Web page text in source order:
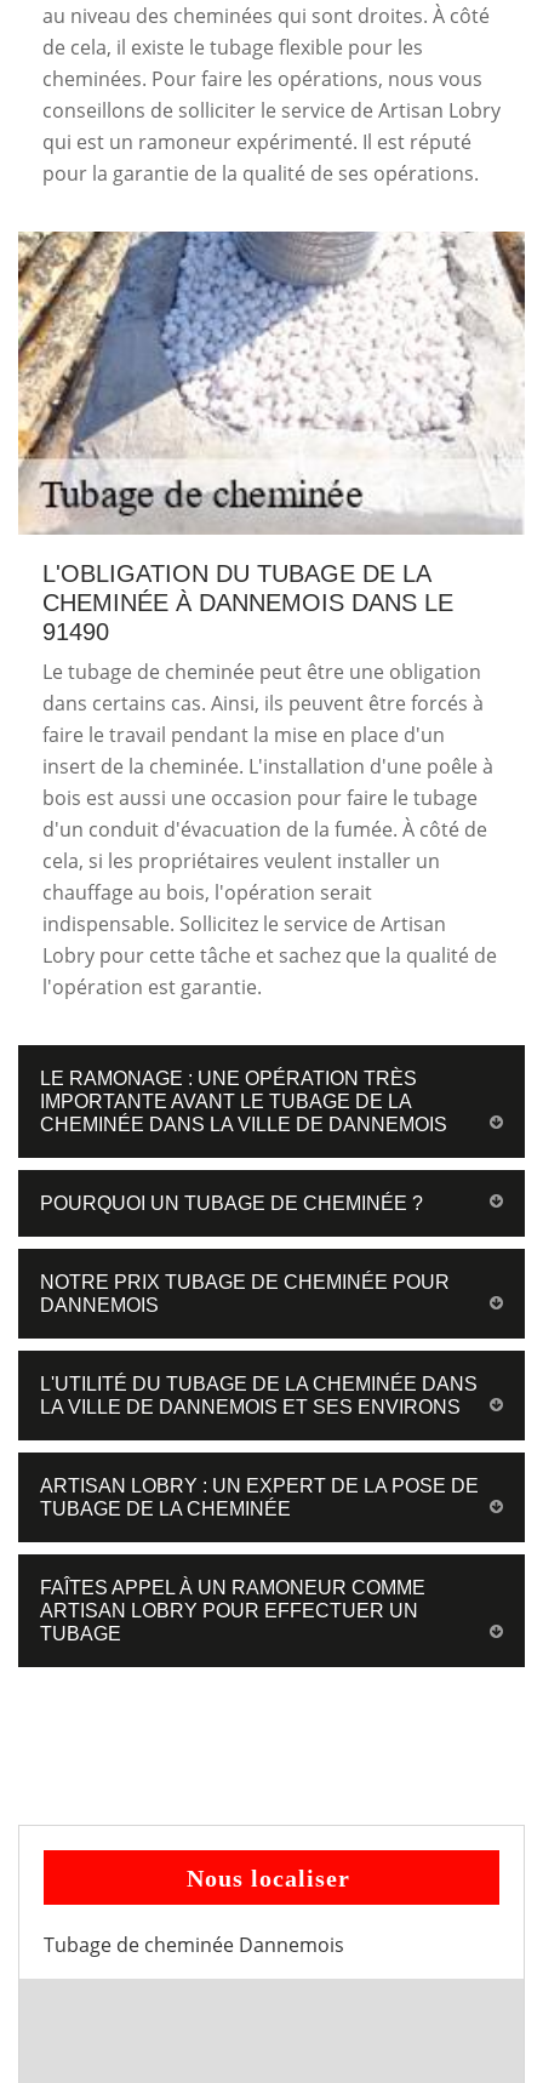
au niveau des cheminées qui sont droites. À côté
de cela, il existe le tubage flexible pour les
cheminées. Pour faire les opérations, nous vous
conseillons de solliciter le service de Artisan Lobry
qui est un ramoneur expérimenté. Il est réputé
pour la garantie de la qualité de ses opérations.
L'OBLIGATION DU TUBAGE DE LA
CHEMINÉE À DANNEMOIS DANS LE
91490
Le tubage de cheminée peut être une obligation
dans certains cas. Ainsi, ils peuvent être forcés à
faire le travail pendant la mise en place d'un
insert de la cheminée. L'installation d'une poêle à
bois est aussi une occasion pour faire le tubage
d'un conduit d'évacuation de la fumée. À côté de
cela, si les propriétaires veulent installer un
chauffage au bois, l'opération serait
indispensable. Sollicitez le service de Artisan
Lobry pour cette tâche et sachez que la qualité de
l'opération est garantie.
LE RAMONAGE : UNE OPÉRATION TRÈS
IMPORTANTE AVANT LE TUBAGE DE LA
CHEMINÉE DANS LA VILLE DE DANNEMOIS
POURQUOI UN TUBAGE DE CHEMINÉE ?
NOTRE PRIX TUBAGE DE CHEMINÉE POUR
DANNEMOIS
L'UTILITÉ DU TUBAGE DE LA CHEMINÉE DANS
LA VILLE DE DANNEMOIS ET SES ENVIRONS
ARTISAN LOBRY : UN EXPERT DE LA POSE DE
TUBAGE DE LA CHEMINÉE
FAÎTES APPEL À UN RAMONEUR COMME
ARTISAN LOBRY POUR EFFECTUER UN
TUBAGE
Nous localiser
Tubage de cheminée Dannemois